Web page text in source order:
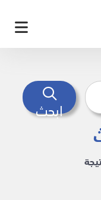
ابحث